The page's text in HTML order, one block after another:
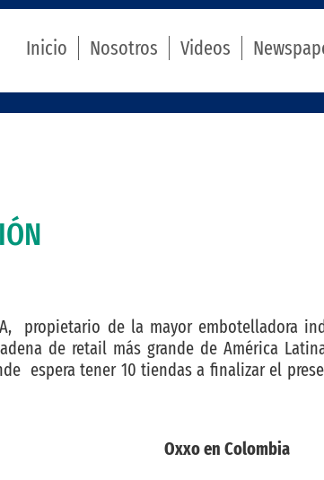
Inicio Nosotros Videos
propietario de la mayor embotelladora
de retail más grande de América
espera tener 10 tiendas a finalizar el
Oxxo en Colombia